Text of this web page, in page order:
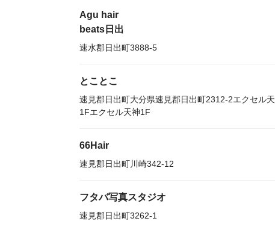
Agu hair
beats日出
速水郡日出町3888-5
とことこ
速見郡日出町大分県速見郡日出町2312-2エクセル
1Fエクセル天神1F
66Hair
速見郡日出町川崎342-12
フタバ写真スタジオ
速見郡日出町3262-1